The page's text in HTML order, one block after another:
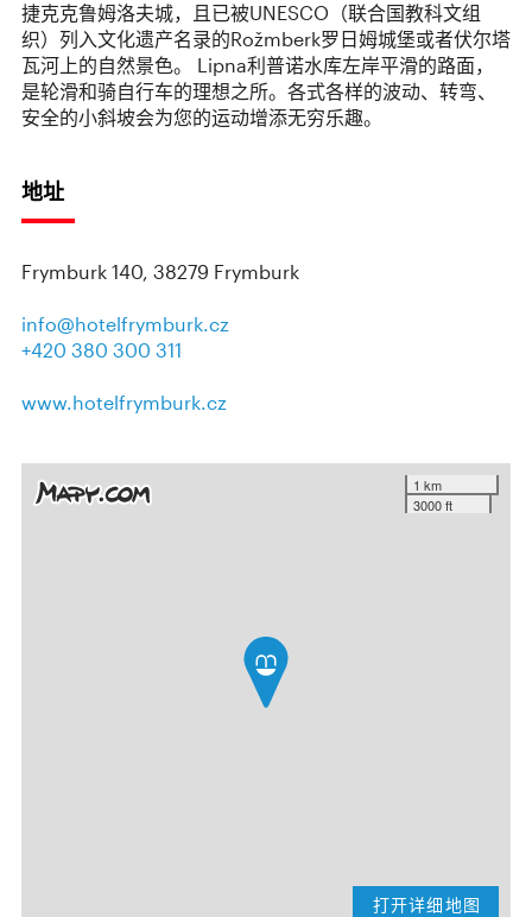
捷克克鲁姆洛夫城，且已被UNESCO（联合国教科文组
织）列入文化遗产名录的Rožmberk罗日姆城堡或者伏尔塔
瓦河上的自然景色。 Lipna利普诺水库左岸平滑的路面，
是轮滑和骑自行车的理想之所。各式各样的波动、转弯、
安全的小斜坡会为您的运动增添无穷乐趣。
地址
Frymburk 140, 38279 Frymburk
info@hotelfrymburk.cz
+420 380 300 311
www.hotelfrymburk.cz
1 km
3000 ft
打开详细地图